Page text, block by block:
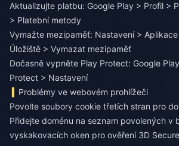
Aktualizujte platbu: Google Play > Profil >
> Platební metody
Vymažte mezipaměť: Nastavení >
Úložiště > Vymazat mezipaměť
Dočasně vypněte Play Protect: Google
Protect > Nastavení
Problémy ve webovém prohlížeči
Povolte soubory cookie třetích stran pro
Přidejte doménu na seznam povolených v
vyskakovacích oken pro ověření 3D